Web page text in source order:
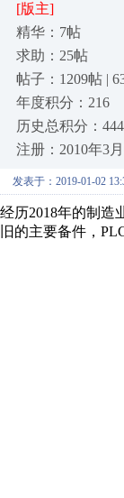
[版主]
精华：7帖
求助：25帖
帖子：1209帖 |
年度积分：216
历史总积分：
注册：2010年3月
发表于：2019-01-02
经历2018年的制造
旧的主要备件，